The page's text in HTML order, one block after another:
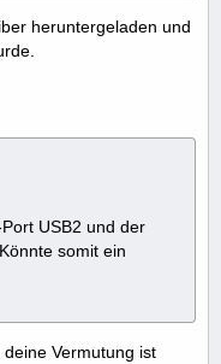
heruntergeladen und
USB2 und der
somit ein
Vermutung ist